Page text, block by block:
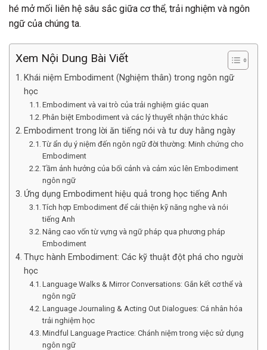
hé mở mối liên hệ sâu sắc giữa cơ thể, trải nghiệm và ngôn
ngữ của chúng ta.
Xem Nội Dung Bài Viết
Khái niệm Embodiment (Nghiệm thân) trong ngôn ngữ
học
Embodiment và vai trò của trải nghiệm giác quan
Phân biệt Embodiment và các lý thuyết nhận thức khác
Embodiment trong lời ăn tiếng nói và tư duy hằng ngày
Từ ẩn dụ ý niệm đến ngôn ngữ đời thường: Minh chứng cho
Embodiment
Tầm ảnh hưởng của bối cảnh và cảm xúc lên Embodiment
ngôn ngữ
Ứng dụng Embodiment hiệu quả trong học tiếng Anh
Tích hợp Embodiment để cải thiện kỹ năng nghe và nói
tiếng Anh
Nâng cao vốn từ vựng và ngữ pháp qua phương pháp
Embodiment
Thực hành Embodiment: Các kỹ thuật đột phá cho người
học
Language Walks & Mirror Conversations: Gắn kết cơ thể và
ngôn ngữ
Language Journaling & Acting Out Dialogues: Cá nhân hóa
trải nghiệm học
Mindful Language Practice: Chánh niệm trong việc sử dụng
ngôn ngữ